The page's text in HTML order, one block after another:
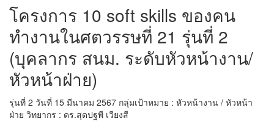
โครงการ 10 soft skills ของคน
ทำงานในศตวรรษที่ 21 รุ่นที่ 2
(บุคลากร สนม. ระดับหัวหน้างาน/
หัวหน้าฝ่าย)
รุ่นที่ 2 วันที่ 15 มีนาคม 2567 กลุ่มเป้าหมาย : หัวหน้างาน / หัวหน้า
ฝ่าย วิทยากร : ดร.สุดปฐพี เวียงสี